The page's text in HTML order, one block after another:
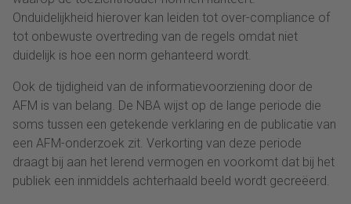
Onduidelijkheid hierover kan leiden tot over-compliance of
tot onbewuste overtreding van de regels omdat niet
duidelijk is hoe een norm gehanteerd wordt.
Ook de tijdigheid van de informatievoorziening door de
AFM is van belang. De NBA wijst op de lange periode die
soms tussen een getekende verklaring en de publicatie van
een AFM-onderzoek zit. Verkorting van deze periode
draagt bij aan het lerend vermogen en voorkomt dat bij het
publiek een inmiddels achterhaald beeld wordt gecreëerd.